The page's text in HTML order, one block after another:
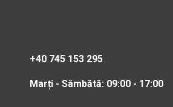
+40 745 153 295
Marți - Sâmbătă: 09:00 - 17:00